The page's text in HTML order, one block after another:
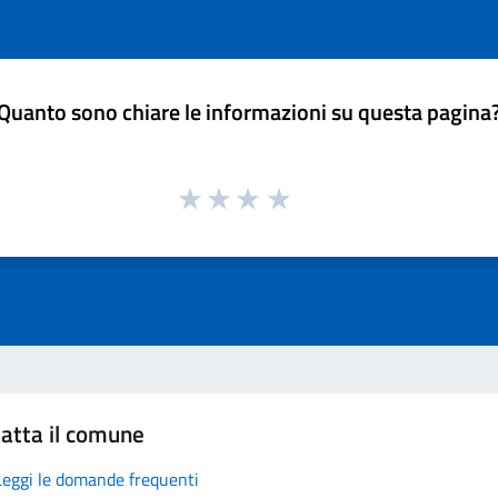
sono chiare le informazioni su questa
il comune
le domande frequenti